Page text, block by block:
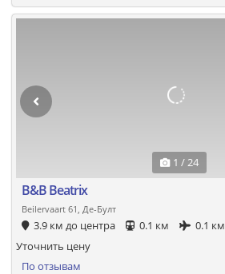
1 / 24
B&B Beatrix
Beilervaart 61, Де-Булт
3.9 км до центра 0.1 км 0.1 км
По отзывам
Уточнить цену